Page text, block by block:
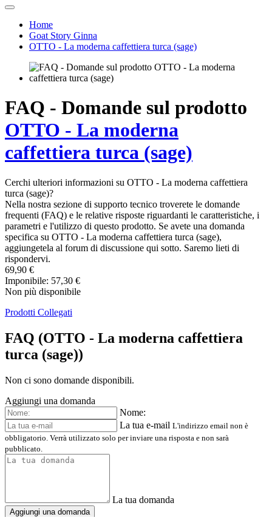
Home
Goat Story Ginna
OTTO - La moderna caffettiera turca (sage)
FAQ - Domande sul prodotto
OTTO - La moderna
caffettiera turca (sage)
Cerchi ulteriori informazioni su OTTO - La moderna caffettiera
turca (sage)?
Nella nostra sezione di supporto tecnico troverete le domande
frequenti (FAQ) e le relative risposte riguardanti le caratteristiche, i
parametri e l'utilizzo di questo prodotto. Se avete una domanda
specifica su OTTO - La moderna caffettiera turca (sage),
aggiungetela al forum di discussione qui sotto. Saremo lieti di
rispondervi.
69,90 €
Imponibile: 57,30 €
Non più disponibile
Prodotti Collegati
FAQ (OTTO - La moderna caffettiera
turca (sage))
Non ci sono domande disponibili.
Aggiungi una domanda
Nome:
La tua e-mail L'indirizzo email non è
obbligatorio. Verrà utilizzato solo per inviare una risposta e non sarà
pubblicato.
La tua domanda
Aggiungi una domanda